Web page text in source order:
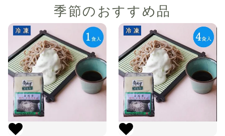
季節のおすすめ品